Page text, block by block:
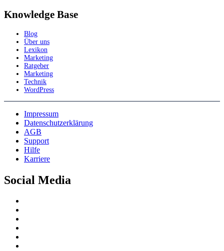
Knowledge Base
Blog
Über uns
Lexikon
Marketing
Ratgeber
Marketing
Technik
WordPress
Impressum
Datenschutzerklärung
AGB
Support
Hilfe
Karriere
Social Media